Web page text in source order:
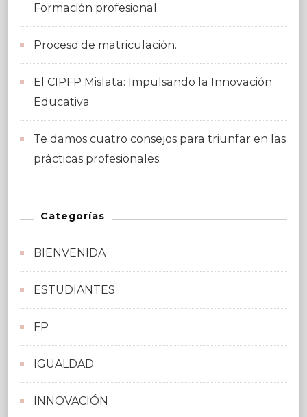
Formación profesional.
Proceso de matriculación.
El CIPFP Mislata: Impulsando la Innovación
Educativa
Te damos cuatro consejos para triunfar en las
prácticas profesionales.
Categorías
BIENVENIDA
ESTUDIANTES
FP
IGUALDAD
INNOVACIÓN